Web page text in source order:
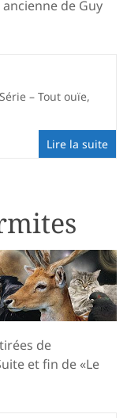
de Guy
Série – Tout ouïe,
Lire la suite
de
et fin de «Le